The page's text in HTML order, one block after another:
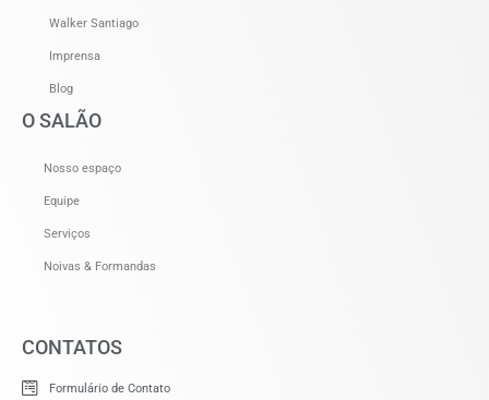
Walker Santiago
Imprensa
Blog
O SALÃO
Nosso espaço
Equipe
Serviços
Noivas & Formandas
CONTATOS
Formulário de Contato